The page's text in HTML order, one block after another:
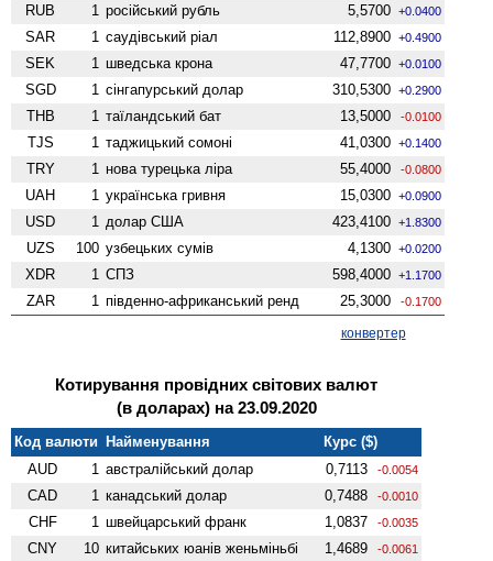
RUB 1 російський рубль 5,5700 +0.0400
SAR 1 саудівський ріал 112,8900 +0.4900
SEK 1 шведська крона 47,7700 +0.0100
SGD 1 сінгапурський долар 310,5300 +0.2900
THB 1 таїландський бат 13,5000 -0.0100
TJS 1 таджицький сомоні 41,0300 +0.1400
TRY 1 нова турецька ліра 55,4000 -0.0800
UAH 1 українська гривня 15,0300 +0.0900
USD 1 долар США 423,4100 +1.8300
UZS 100 узбецьких сумів 4,1300 +0.0200
XDR 1 СПЗ 598,4000 +1.1700
ZAR 1 південно-африканський ренд 25,3000 -0.1700
конвертер
Котирування провідних світових валют
(в доларах) на 23.09.2020
Код валюти Найменування
Курс ($)
AUD
1 австралійський долар 0,7113 -0.0054
CAD 1 канадський долар 0,7488 -0.0010
CHF 1 швейцарський франк 1,0837 -0.0035
CNY 10 китайських юанів женьмiньбi 1,4689 -0.0061